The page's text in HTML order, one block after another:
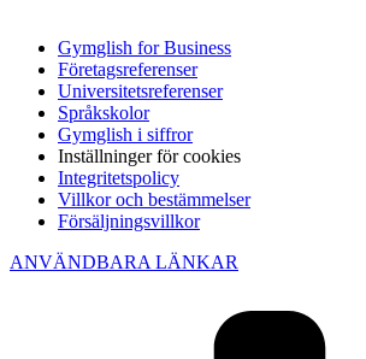
Gymglish for Business
Företagsreferenser
Universitetsreferenser
Språkskolor
Gymglish i siffror
Inställninger för cookies
Integritetspolicy
Villkor och bestämmelser
Försäljningsvillkor
ANVÄNDBARA LÄNKAR